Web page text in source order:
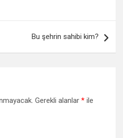
Bu şehrin sahibi kim?
Gerekli alanlar * ile